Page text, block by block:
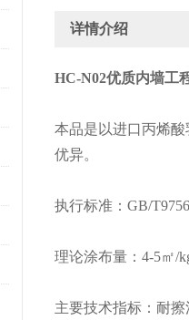
详情介绍
HC-N02优质内墙工
本品是以进口丙烯
优异。
执行标准：GB/
理论涂布量：4-5㎡/
主要技术指标：耐擦